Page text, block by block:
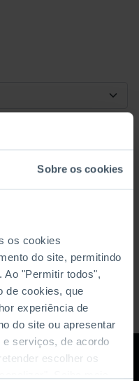
Sobre os cookies
os cookies
do site, permitindo
Ao "Permitir todos",
de cookies, que
experiência de
do site ou apresentar
serviços, de acordo
escolher os